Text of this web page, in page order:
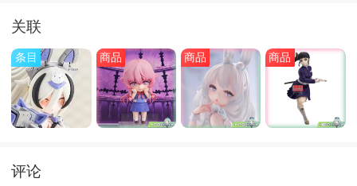
关联
条目 商品 商品 商品
评论